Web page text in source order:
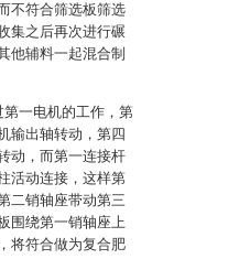
不符合筛选板筛选
集之后再次进行碾
他辅料一起混合制
一电机的工作，第
输出轴转动，第四
动，而第一连接杆
活动连接，这样第
二销轴座带动第三
围绕第一销轴座上
将符合做为复合肥